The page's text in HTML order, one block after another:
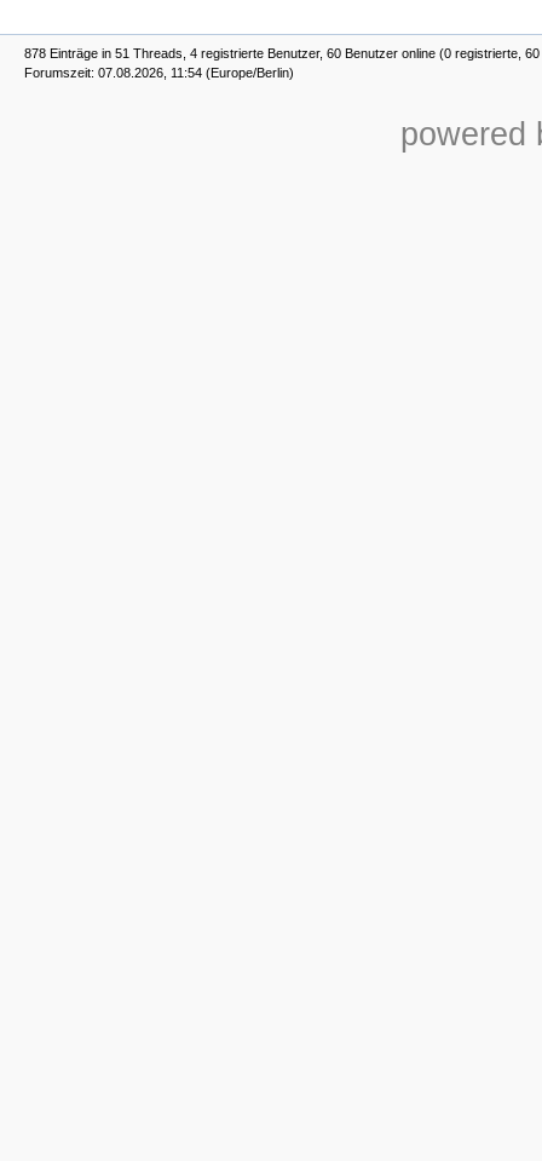
878 Einträge in 51 Threads, 4 registrierte Benutzer, 60 Benutzer online (0 registrierte,
Forumszeit: 07.08.2026, 11:54 (Europe/Berlin)
powered